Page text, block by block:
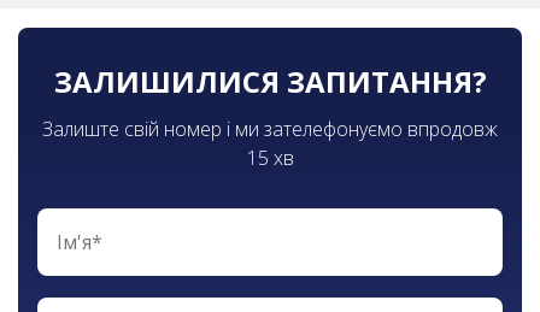
ЗАЛИШИЛИСЯ ЗАПИТАННЯ?
Залиште свій номер і ми зателефонуємо впродовж
15 хв